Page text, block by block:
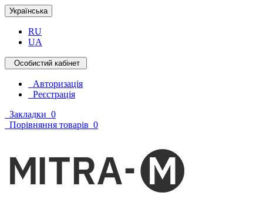
Українська
RU
UA
Особистий кабінет
Авторизація
Реєстрація
Закладки 0
Порівняння товарів 0